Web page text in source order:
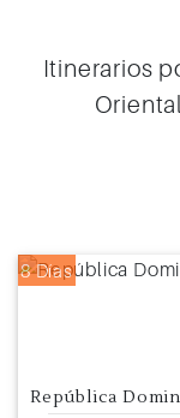
Itinerarios
8 Días
República